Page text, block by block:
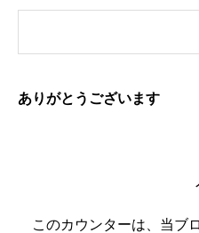
ありがとうございます
このカウンターは、当ブ